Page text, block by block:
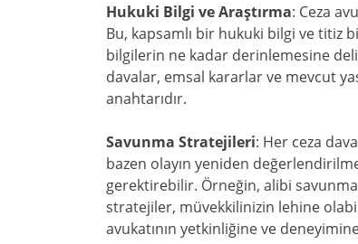
Hukuki Bilgi ve Araştırma: Ceza
Bu, kapsamlı bir hukuki bilgi ve titiz
bilgilerin ne kadar derinlemesine
davalar, emsal kararlar ve mevcut
anahtarıdır.
Savunma Stratejileri: Her ceza
bazen olayın yeniden
gerektirebilir. Örneğin, alibi
stratejiler, müvekkilinizin lehine
avukatının yetkinliğine ve